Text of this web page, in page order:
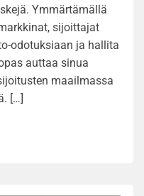
Ymmärtämällä
sijoittajat
odotuksiaan ja hallita
auttaa sinua
maailmassa
[…]